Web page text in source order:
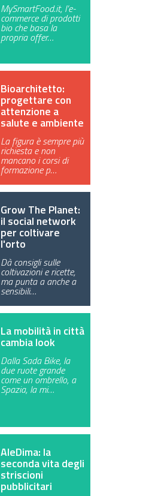
MySmartFood.it, l’e-
commerce di prodotti
bio che basa la
propria offer…
Bioarchitetto:
progettare con
attenzione a
salute e ambiente
La figura è sempre più
richiesta e non
mancano i corsi di
formazione p…
Grow The Planet:
il social network
per coltivare
l'orto
Dà consigli sulle
coltivazioni e ricette,
ma punta a anche a
sensibili…
La mobilità in città
cambia look
Dalla Sada Bike, la
due ruote grande
come un ombrello, a
Spazia, la mi…
AleDima: la
seconda vita degli
striscioni
pubblicitari